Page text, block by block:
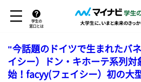
学生の
窓口とは
"今話題のドイツで生まれたバ
イシー）ドン・キホーテ系列対
始！facyy(フェイシー）初の大